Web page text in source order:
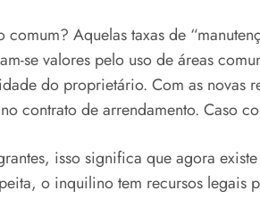
comum? Aquelas taxas de
se valores pelo uso de áreas
do proprietário. Com as novas
contrato de arrendamento. Caso
isso significa que agora
o inquilino tem recursos legais